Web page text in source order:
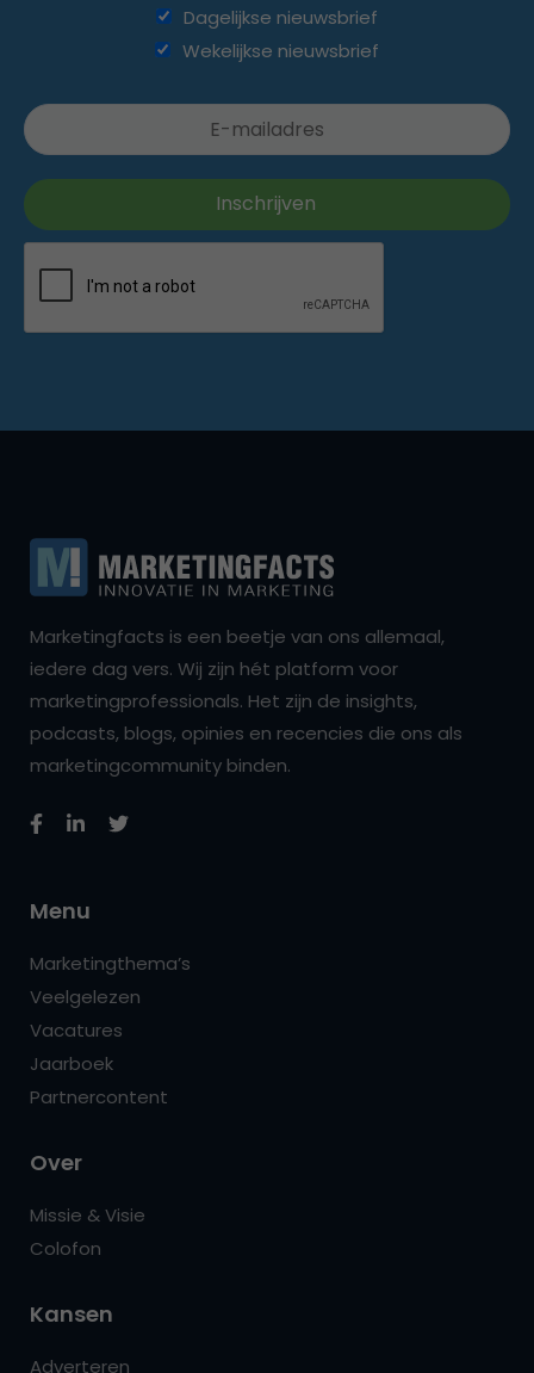
Dagelijkse nieuwsbrief
Wekelijkse nieuwsbrief
Marketingfacts is een beetje van ons allemaal,
iedere dag vers. Wij zijn hét platform voor
marketingprofessionals. Het zijn de insights,
podcasts, blogs, opinies en recencies die ons als
marketingcommunity binden.
Menu
Marketingthema’s
Veelgelezen
Vacatures
Jaarboek
Partnercontent
Over
Missie & Visie
Colofon
Kansen
Adverteren